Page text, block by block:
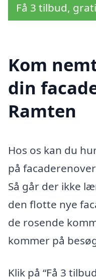
Få 3 tilbud,
Kom
din
Ramten
Hos os kan du
på
Så går der ikke
den flotte nye
de rosende
kommer på
Klik på “Få 3